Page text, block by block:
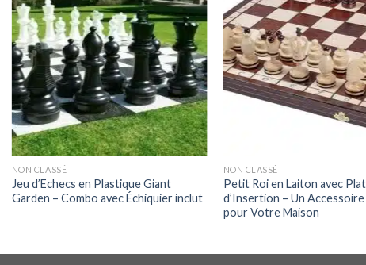
NON CLASSÉ
Jeu d’Echecs en Plastique Giant
Garden – Combo avec Échiquier inclut
NON CLASSÉ
Petit Roi en Laiton avec
d’Insertion – Un
pour Votre Maison